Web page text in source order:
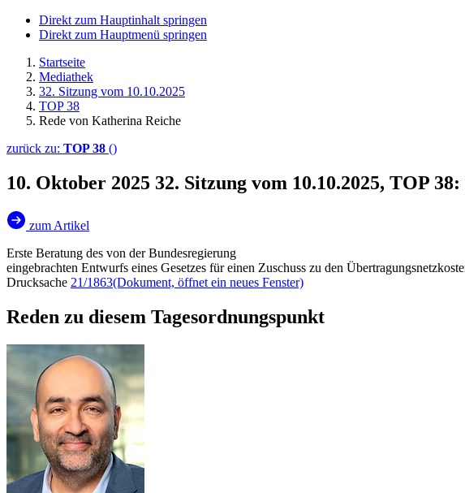
Direkt zum Hauptinhalt springen
Direkt zum Hauptmenü springen
Startseite
Mediathek
32. Sitzung vom 10.10.2025
TOP 38
Rede von Katherina Reiche
zurück zu: TOP 38 ()
10. Oktober 2025 32. Sitzung vom 10.10.2025, TOP
zum Artikel
Erste Beratung des von der Bundesregierung
eingebrachten Entwurfs eines Gesetzes für einen Zuschuss zu den
Drucksache 21/1863(Dokument, öffnet ein neues Fenster)
Reden zu diesem Tagesordnungspunkt